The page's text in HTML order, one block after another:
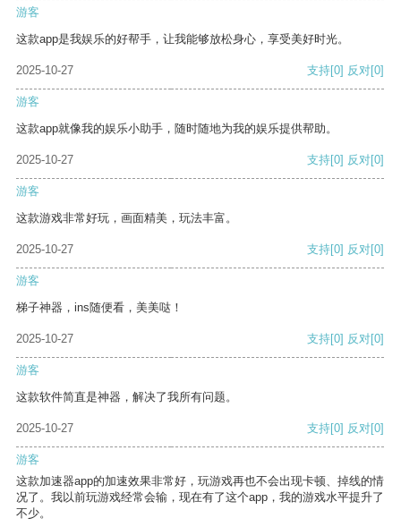
游客
这款app是我娱乐的好帮手，让我能够放松身心，享受美好时光。
2025-10-27 支持[0] 反对[0]
游客
这款app就像我的娱乐小助手，随时随地为我的娱乐提供帮助。
2025-10-27 支持[0] 反对[0]
游客
这款游戏非常好玩，画面精美，玩法丰富。
2025-10-27 支持[0] 反对[0]
游客
梯子神器，ins随便看，美美哒！
2025-10-27 支持[0] 反对[0]
游客
这款软件简直是神器，解决了我所有问题。
2025-10-27 支持[0] 反对[0]
游客
这款加速器app的加速效果非常好，玩游戏再也不会出现卡顿、掉线的情
况了。我以前玩游戏经常会输，现在有了这个app，我的游戏水平提升了
不少。